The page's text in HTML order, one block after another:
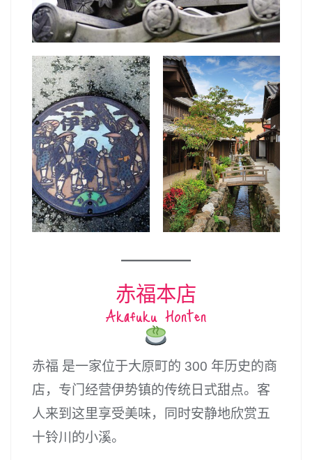
赤福本店
Akafuku Honten
赤福 是一家位于大原町的 300 年历史的商
店，专门经营伊势镇的传统日式甜点。客
人来到这里享受美味，同时安静地欣赏五
十铃川的小溪。